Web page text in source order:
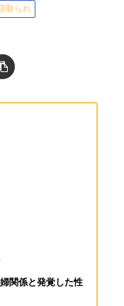
27歳 知佳瀬文香
取られ
関係と発覚した性